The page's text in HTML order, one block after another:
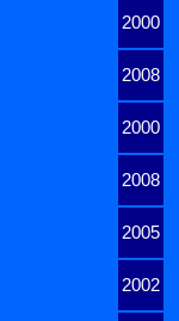
2000
2008
2000
2008
2005
2002